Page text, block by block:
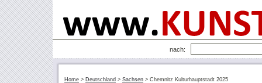
nach:
Home > Deutschland > Sachsen > Chemnitz Kulturhauptstadt 2025